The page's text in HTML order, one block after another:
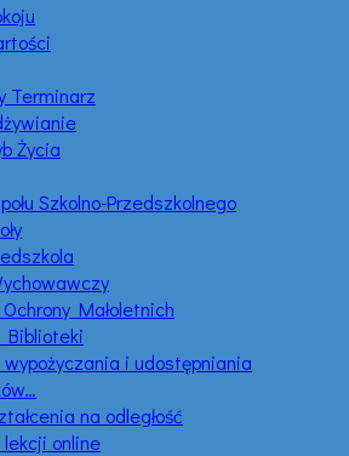
Terminarz
Życia
Szkolno-Przedszkolnego
Małoletnich
Biblioteki
wypożyczania i udostępniania
na odległość
lekcji online